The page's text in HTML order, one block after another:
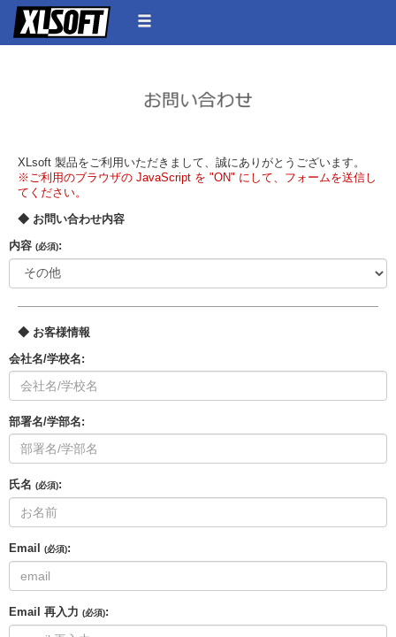
XLsoft 製品をご利用いただきまして、誠にありがとうございます。
※ご利用のブラウザの JavaScript を "ON" にして、フォームを送信し
てください。
◆ お問い合わせ内容
内容 (必須):
◆ お客様情報
会社名/学校名:
部署名/学部名:
氏名 (必須):
Email (必須):
Email 再入力 (必須):